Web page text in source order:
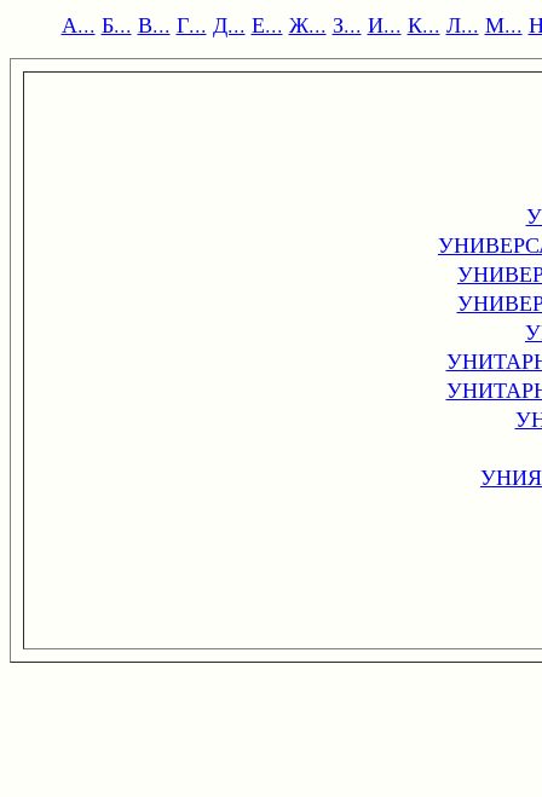
А... Б... В... Г... Д... Е... Ж... З... И... К... Л... М...